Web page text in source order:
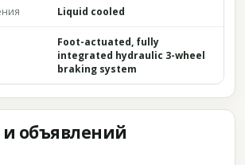
Liquid cooled
Foot-actuated, fully
integrated hydraulic 3-wheel
braking system
объявлений